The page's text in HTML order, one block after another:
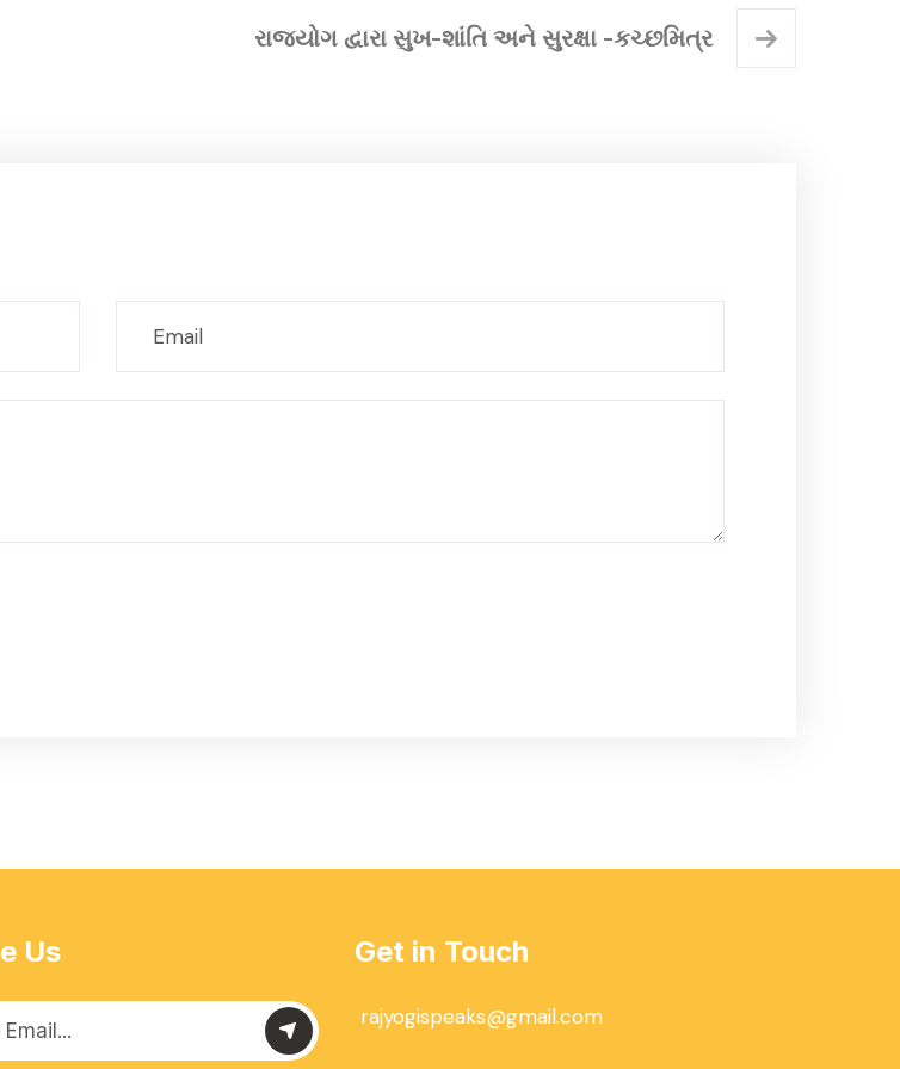
રાજયોગ દ્વારા સુખ-શાંતિ અને સુરક્ષા -કચ્છમિત્ર
Us Get in Touch
rajyogispeaks@gmail.com